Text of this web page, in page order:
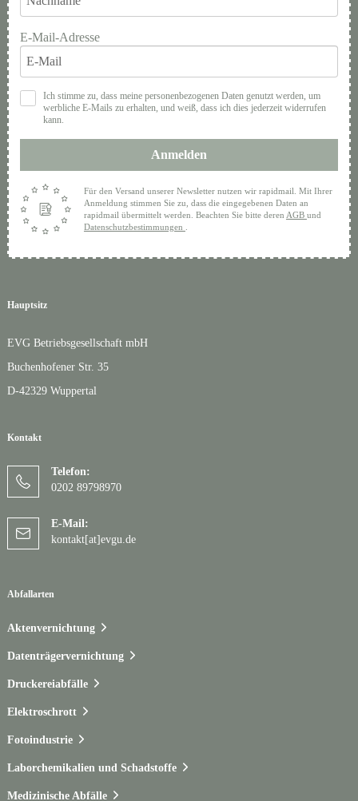
Hauptsitz
EVG Betriebsgesellschaft mbH
Buchenhofener Str. 35
D-42329 Wuppertal
Kontakt
Telefon:
0202 89798970
E-Mail:
kontakt[at]evgu.de
Abfallarten
Aktenvernichtung
Datenträgervernichtung
Druckereiabfälle
Elektroschrott
Fotoindustrie
Laborchemikalien und Schadstoffe
Medizinische Abfälle
E-Mail-Adresse
Ich stimme zu, dass meine personenbezogenen Daten genutzt werden, um
werbliche E-Mails zu erhalten, und weiß, dass ich dies jederzeit widerrufen
kann.
Anmelden
Für den Versand unserer Newsletter nutzen wir rapidmail. Mit Ihrer
Anmeldung stimmen Sie zu, dass die eingegebenen Daten an
rapidmail übermittelt werden. Beachten Sie bitte deren AGB und
Datenschutzbestimmungen